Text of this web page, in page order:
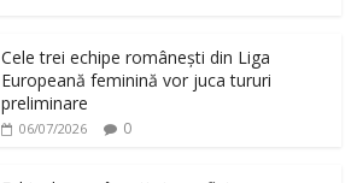
Cele trei echipe românești din Liga
Europeană feminină vor juca tururi
preliminare
06/07/2026 0